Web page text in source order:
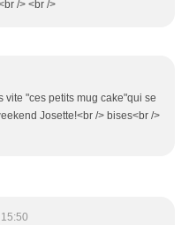
/> <br />
vite "ces petits mug cake"qui se
Josette!<br /> bises<br />